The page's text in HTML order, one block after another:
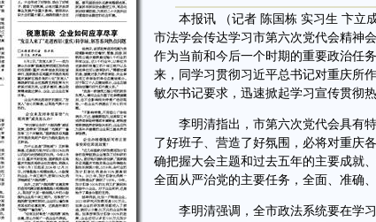
本报讯 （记者 陈国栋 实习生 卞立成
市法学会传达学习市第六次党代会精神
作为当前和今后一个时期的重要政治任
来，同学习贯彻习近平总书记对重庆所
敏尔书记要求，迅速掀起学习宣传贯彻
李明清指出，市第六次党代会具有特
了好班子、营造了好氛围，必将对重庆
确把握大会主题和过去五年的主要成就
全面从严治党的主要任务，全面、准确
李明清强调，全市政法系统要在学习